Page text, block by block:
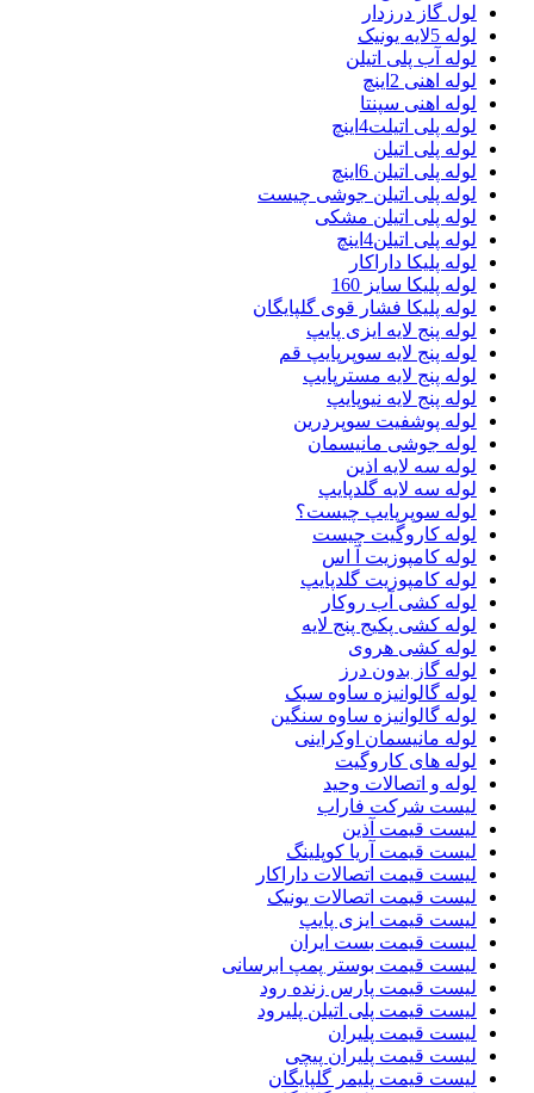
لول گاز درزدار
لوله 5لایه یونیک
لوله آب پلی اتیلن
لوله اهنی 2اینچ
لوله اهنی سپنتا
لوله پلی اتیلت4اینچ
لوله پلی اتیلن
لوله پلی اتیلن 6اینچ
لوله پلی اتیلن جوشی چیست
لوله پلی اتیلن مشکی
لوله پلی اتیلن4اینچ
لوله پلیکا داراکار
لوله پلیکا سایز 160
لوله پلیکا فشار قوی گلپایگان
لوله پنج لایه ایزی پایپ
لوله پنج لایه سوپرپایپ قم
لوله پنج لایه مسترپایپ
لوله پنج لایه نیوپایپ
لوله پوشفیت سوپردرین
لوله جوشی مانیسمان
لوله سه لایه اذین
لوله سه لایه گلدپایپ
لوله سوپرپایپ چیست؟
لوله کاروگیت چیست
لوله کامپوزیت آ اس
لوله کامپوزیت گلدپایپ
لوله کشی آب روکار
لوله کشی پکیج پنج لایه
لوله کشی هروی
لوله گاز بدون درز
لوله گالوانیزه ساوه سبک
لوله گالوانیزه ساوه سنگین
لوله مانیسمان اوکراینی
لوله های کاروگیت
لوله و اتصالات وحید
لیست شرکت فاراب
لیست قیمت آذین
لیست قیمت آریا کوپلینگ
لیست قیمت اتصالات داراکار
لیست قیمت اتصالات یونیک
لیست قیمت ایزی پایپ
لیست قیمت بست ایران
لیست قیمت بوستر پمپ ابرسانی
لیست قیمت پارس زنده رود
لیست قیمت پلی اتیلن پلیرود
لیست قیمت پلیران
لیست قیمت پلیران پیچی
لیست قیمت پلیمر گلپایگان